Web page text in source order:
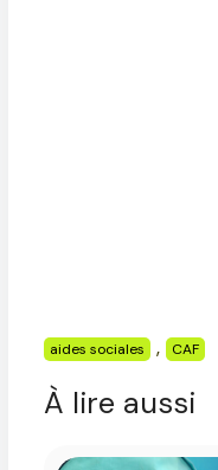
Étiquettes
aides sociales , CAF
À lire aussi